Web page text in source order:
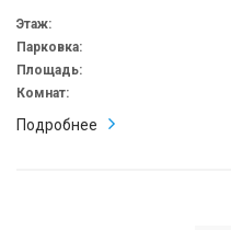
Этаж:
Парковка:
Площадь:
Комнат:
Подробнее